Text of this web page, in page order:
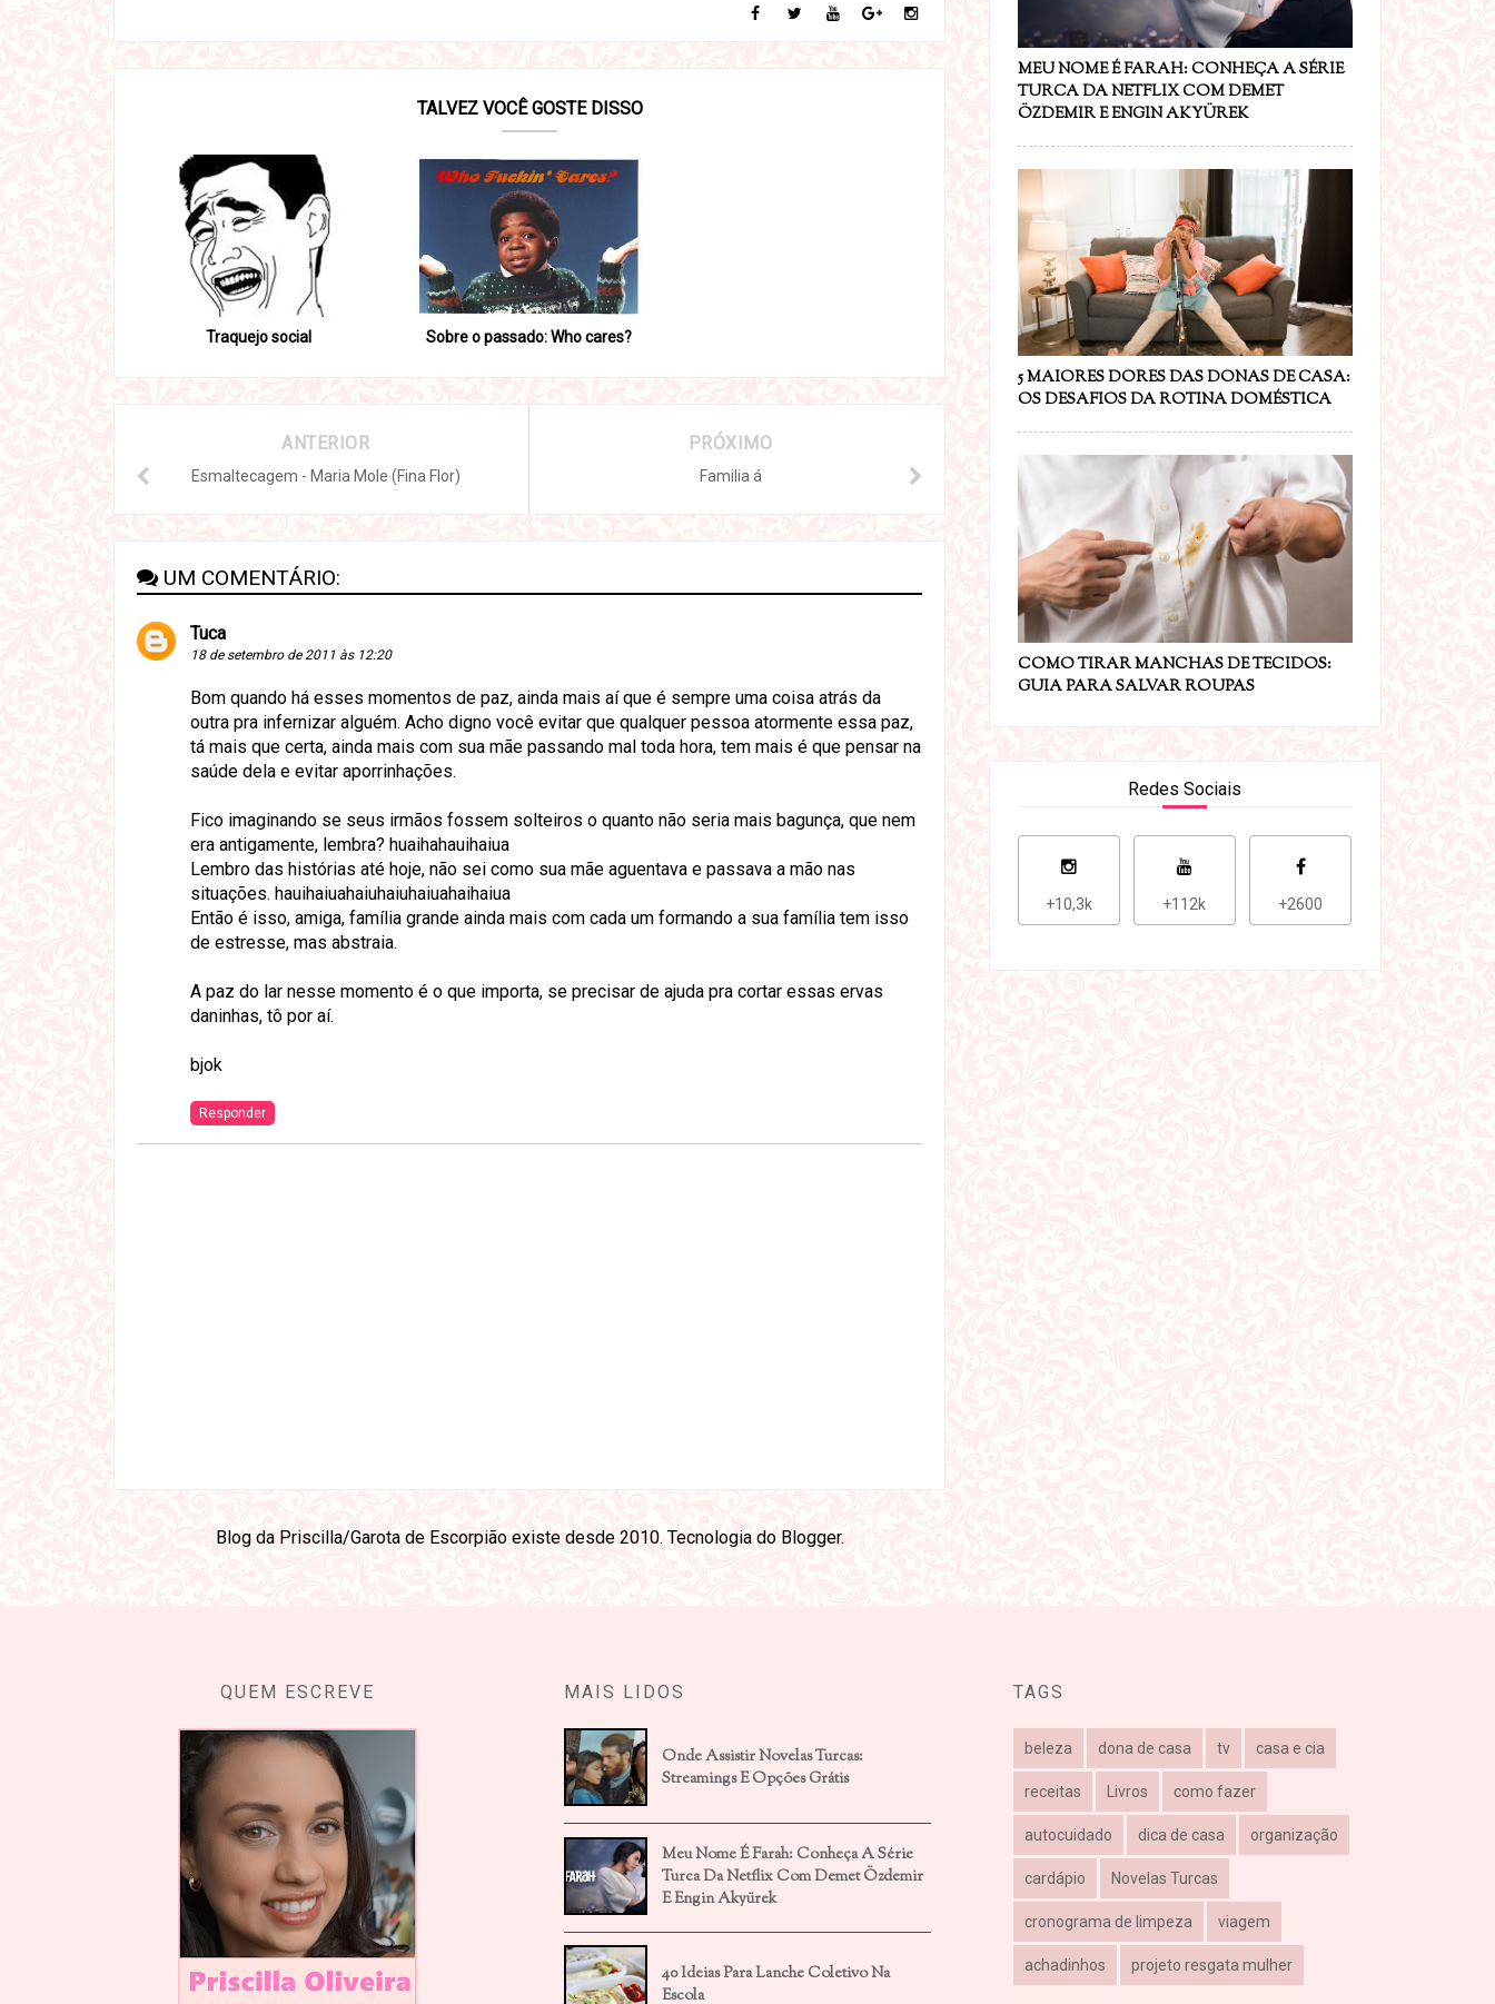
TALVEZ VOCÊ GOSTE DISSO
Traquejo social Sobre o passado: Who cares?
PRÓXIMO
Familia á
ANTERIOR
Esmaltecagem - Maria Mole (Fina Flor)
UM COMENTÁRIO:
Tuca
18 de setembro de 2011 às 12:20
Bom quando há esses momentos de paz, ainda mais aí que é sempre uma coisa atrás da
outra pra infernizar alguém. Acho digno você evitar que qualquer pessoa atormente essa paz,
tá mais que certa, ainda mais com sua mãe passando mal toda hora, tem mais é que pensar na
saúde dela e evitar aporrinhações.
Fico imaginando se seus irmãos fossem solteiros o quanto não seria mais bagunça, que nem
era antigamente, lembra? huaihahauihaiua
Lembro das histórias até hoje, não sei como sua mãe aguentava e passava a mão nas
situações. hauihaiuahaiuhaiuhaiuahaihaiua
Então é isso, amiga, família grande ainda mais com cada um formando a sua família tem isso
de estresse, mas abstraia.
A paz do lar nesse momento é o que importa, se precisar de ajuda pra cortar essas ervas
daninhas, tô por aí.
bjok
Responder
Blog da Priscilla/Garota de Escorpião existe desde 2010. Tecnologia do Blogger.
MEU NOME É FARAH: CONHEÇA A SÉRIE
TURCA DA NETFLIX COM DEMET
ÖZDEMIR E ENGIN AKYÜREK
5 MAIORES DORES DAS DONAS DE CASA:
OS DESAFIOS DA ROTINA DOMÉSTICA
COMO TIRAR MANCHAS DE TECIDOS:
GUIA PARA SALVAR ROUPAS
Redes Sociais
+10,3k +112k +2600
QUEM ESCREVE MAIS LIDOS
Onde Assistir Novelas Turcas:
Streamings E Opções Grátis
Meu Nome É Farah: Conheça A Série
Turca Da Netflix Com Demet Özdemir
E Engin Akyürek
40 Ideias Para Lanche Coletivo Na
Escola
TAGS
beleza dona de casa tv casa e cia
receitas Livros como fazer
autocuidado dica de casa organização
cardápio Novelas Turcas
cronograma de limpeza viagem
achadinhos projeto resgata mulher